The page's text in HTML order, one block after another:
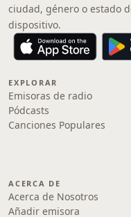
ciudad, género o estado
dispositivo.
EXPLORAR
Emisoras de radio
Pódcasts
Canciones Populares
ACERCA DE
Acerca de Nosotros
Añadir emisora